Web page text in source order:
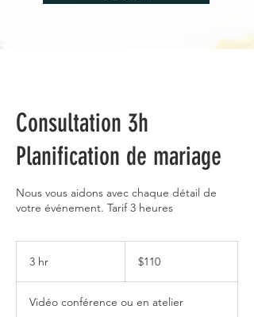
Consultation 3h
Planification de mariage
Nous vous aidons avec chaque détail de
votre événement. Tarif 3 heures
3 hr
dollars$110
Vidéo conférence ou en atelier